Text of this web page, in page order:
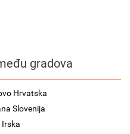
gradova
Hrvatska
Slovenija
Irska